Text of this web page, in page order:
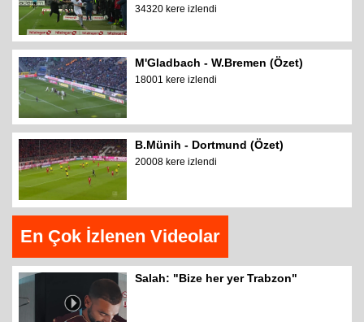
34320 kere izlendi
M'Gladbach - W.Bremen (Özet)
18001 kere izlendi
B.Münih - Dortmund (Özet)
20008 kere izlendi
En Çok İzlenen Videolar
Salah: "Bize her yer Trabzon"